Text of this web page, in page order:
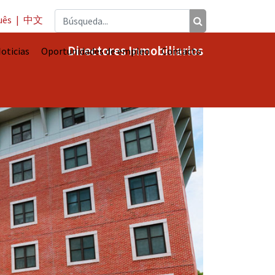
Directores Inmobiliarios
| 中文
Oportunidades de empleo Contacto